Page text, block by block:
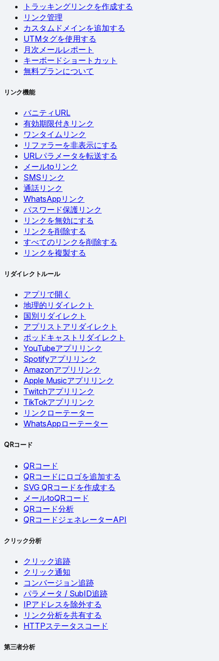
トラッキングリンクを作成する
リンク管理
カスタムドメインを追加する
UTMタグを使用する
月次メールレポート
キーボードショートカット
無料プランについて
リンク機能
バニティURL
有効期限付きリンク
ワンタイムリンク
リファラーを非表示にする
URLパラメータを転送する
メールtoリンク
SMSリンク
通話リンク
WhatsAppリンク
パスワード保護リンク
リンクを無効にする
リンクを削除する
すべてのリンクを削除する
リンクを複製する
リダイレクトルール
アプリで開く
地理的リダイレクト
国別リダイレクト
アプリストアリダイレクト
ポッドキャストリダイレクト
YouTubeアプリリンク
Spotifyアプリリンク
Amazonアプリリンク
Apple Musicアプリリンク
Twitchアプリリンク
TikTokアプリリンク
リンクローテーター
WhatsAppローテーター
QRコード
QRコード
QRコードにロゴを追加する
SVG QRコードを作成する
メールtoQRコード
QRコード分析
QRコードジェネレーターAPI
クリック分析
クリック追跡
クリック通知
コンバージョン追跡
パラメータ / SubID追跡
IPアドレスを除外する
リンク分析を共有する
HTTPステータスコード
第三者分析